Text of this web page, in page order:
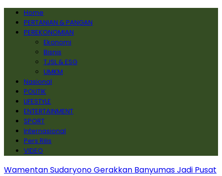
Home
PERTANIAN & PANGAN
PEREKONOMIAN
Ekonomi
Bisnis
TJSL & ESG
UMKM
Nasional
POLITIK
LIFESTYLE
ENTERTAINMENT
SPORT
Internasional
Pers Rilis
VIDEO
Wamentan Sudaryono Gerakkan Banyumas Jadi Pusat